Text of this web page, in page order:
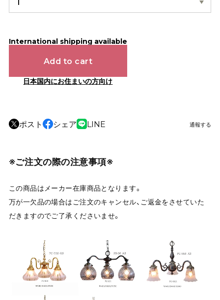
International shipping available
Add to cart
日本国内にお住まいの方向け
ポスト シェア LINE 通報する
※ご注文の際の注意事項※
この商品はメーカー在庫商品となります。
万が一欠品の場合はご注文のキャンセル、ご返金をさせていた
だきますのでご了承くださいませ。